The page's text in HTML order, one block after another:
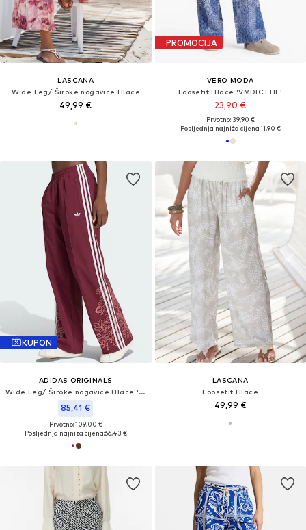
LASCANA
Wide Leg/ Široke nogavice Hlače
49,99 €
PROMOCIJA
VERO MODA
Loosefit Hlače 'VMDICTHE'
23,90 €
Prvotno: 39,90 €
Posljednja najniža cijena:11,90 €
KUPON
ADIDAS ORIGINALS
Wide Leg/ Široke nogavice Hlače 'Firebird'
85,41 €
Prvotno: 109,00 €
Posljednja najniža cijena:66,43 €
LASCANA
Loosefit Hlače
49,99 €